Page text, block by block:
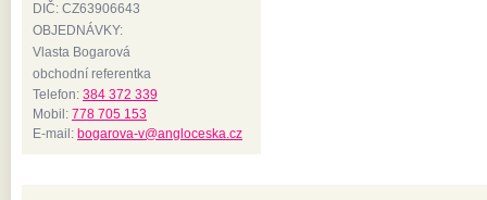
DIČ: CZ63906643
OBJEDNÁVKY:
Vlasta Bogarová
obchodní referentka
Telefon: 384 372 339
Mobil: 778 705 153
E-mail: bogarova-v@angloceska.cz